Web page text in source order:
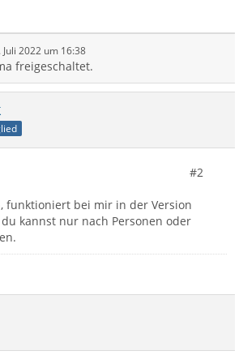
Juli 2022 um 16:38
freigeschaltet.
#2
funktioniert bei mir in der Version
kannst nur nach Personen oder